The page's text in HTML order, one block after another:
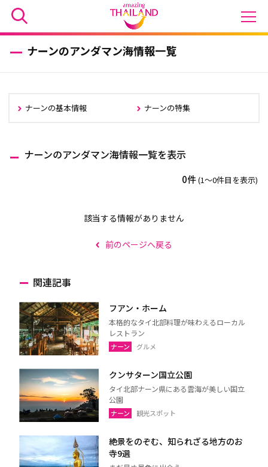
ナーンのアンダマン海情報一覧
ナーンの基本情報 ナーンの特集
ナーンのアンダマン海情報一覧を表示
0件(1〜0件目を表示)
該当する情報がありません
前のページへ戻る
関連記事
フアン・ホーム
本格的なタイ北部料理が味わえるローカル
レストラン
ナーン グルメ
クンサターン国立公園
タイ北部ナーン県にある雲海が美しい国立
公園
ナーン 観光スポット
絶景をのぞむ、知られざる地方のお
寺9選